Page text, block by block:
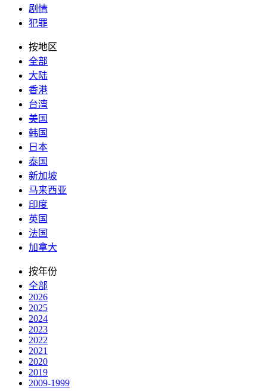
剧情
犯罪
按地区
全部
大陆
香港
台湾
美国
韩国
日本
泰国
新加坡
马来西亚
印度
英国
法国
加拿大
按年份
全部
2026
2025
2024
2023
2022
2021
2020
2019
2009-1999